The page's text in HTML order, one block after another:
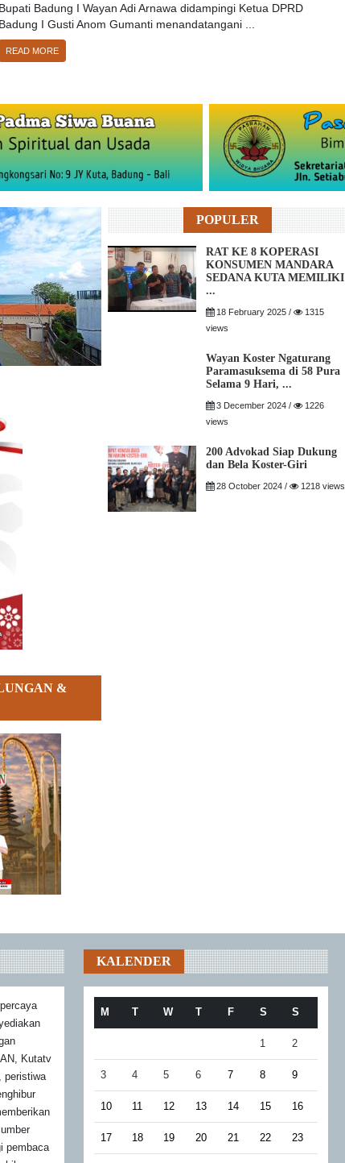
Bupati Badung I Wayan Adi Arnawa didampingi Ketua DPRD
Badung I Gusti Anom Gumanti menandatangani ...
READ MORE
&
POPULER
RAT KE 8 KOPERASI
KONSUMEN MANDARA
SEDANA KUTA MEMILIKI
...
18 February 2025 /
1315
views
Wayan Koster Ngaturang
Paramasuksema di 58 Pura
Selama 9 Hari, ...
3 December 2024 /
1226
views
200 Advokad Siap Dukung
dan Bela Koster-Giri
28 October 2024 / 1218 views
Kutatv
peristiwa
pembaca
KALENDER
M T W T F S S
1 2
3 4 5 6 7 8 9
10 11 12 13 14 15 16
17 18 19 20 21 22 23